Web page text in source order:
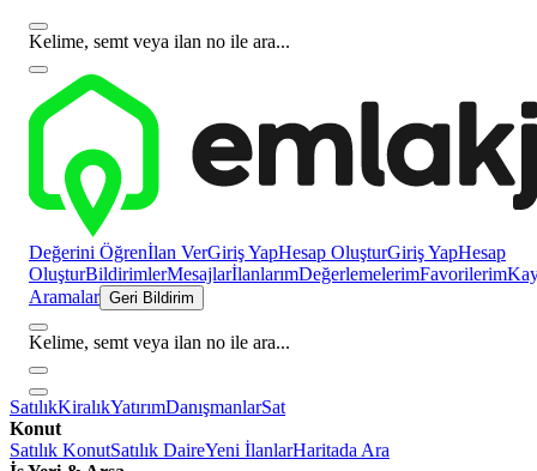
Kelime, semt veya ilan no ile ara...
Değerini Öğrenİlan VerGiriş YapHesap OluşturGiriş YapHesap
OluşturBildirimlerMesajlarİlanlarımDeğerlemelerimFavorilerim
Aramalar Geri Bildirim
Kelime, semt veya ilan no ile ara...
SatılıkKiralıkYatırımDanışmanlarSat
Konut
Satılık KonutSatılık DaireYeni İlanlarHaritada Ara